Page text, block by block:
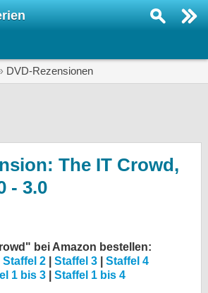
DVD-Rezensionen
The IT Crowd,
- 3.0
bei Amazon bestellen:
Staffel 2 Staffel 3
Staffel 4
1 bis 3
Staffel 1 bis 4
SERIEN
Veranstaltungen
SERVICE
Gewinnspiele